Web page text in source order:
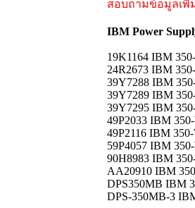
สอบถามข้อมูลเพิ่
IBM Power
19K1164 IBM
24R2673 IBM
39Y7288 IBM
39Y7289 IBM
39Y7295 IBM
49P2033 IBM
49P2116 IBM
59P4057 IBM
90H8983 IBM
AA20910 IBM
DPS350MB IBM
DPS-350MB-3